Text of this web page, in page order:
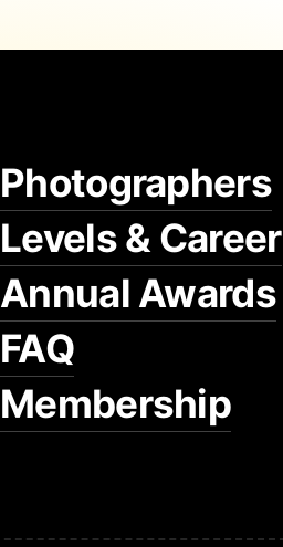
Photographers
Levels & Career
Annual Awards
FAQ
Membership